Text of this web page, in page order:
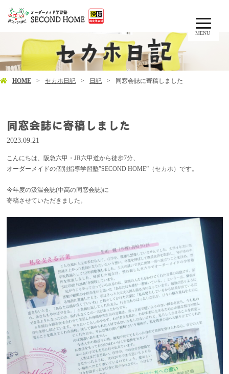
MENU
HOME セカホ日記 日記 同窓会誌に寄稿しました
同窓会誌に寄稿しました
2023.09.21
こんにちは、阪急六甲・JR六甲道から徒歩7分、
オーダーメイドの個別指導学習塾”SECOND HOME”（セカホ）です。
今年度の汲温会誌(中高の同窓会誌)に
寄稿させていただきました。